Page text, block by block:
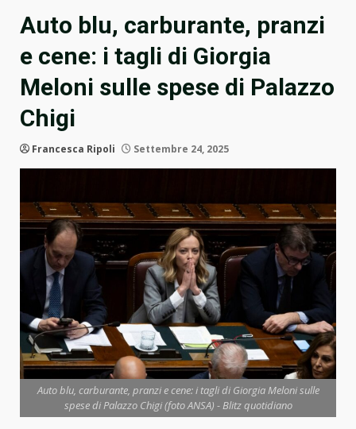
Auto blu, carburante, pranzi
e cene: i tagli di Giorgia
Meloni sulle spese di Palazzo
Chigi
Francesca Ripoli Settembre 24, 2025
Auto blu, carburante, pranzi e cene: i tagli di Giorgia Meloni sulle
spese di Palazzo Chigi (foto ANSA) - Blitz quotidiano